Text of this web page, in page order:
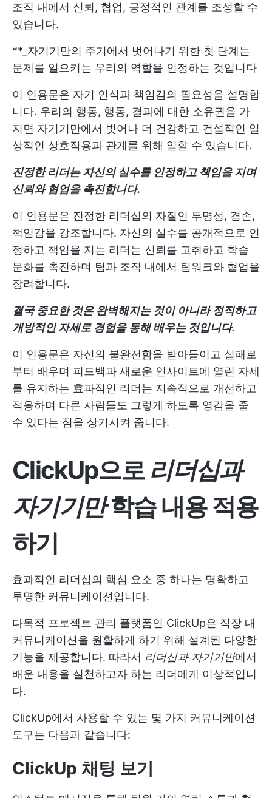
조직 내에서 신뢰, 협업, 긍정적인 관계를 조성할 수
있습니다.
**_자기기만의 주기에서 벗어나기 위한 첫 단계는
문제를 일으키는 우리의 역할을 인정하는 것입니다
이 인용문은 자기 인식과 책임감의 필요성을 설명합
니다. 우리의 행동, 행동, 결과에 대한 소유권을 가
지면 자기기만에서 벗어나 더 건강하고 건설적인 일
상적인 상호작용과 관계를 위해 일할 수 있습니다.
진정한 리더는 자신의 실수를 인정하고 책임을 지며
신뢰와 협업을 촉진합니다.
이 인용문은 진정한 리더십의 자질인 투명성, 겸손,
책임감을 강조합니다. 자신의 실수를 공개적으로 인
정하고 책임을 지는 리더는 신뢰를 고취하고 학습
문화를 촉진하며 팀과 조직 내에서 팀워크와 협업을
장려합니다.
결국 중요한 것은 완벽해지는 것이 아니라 정직하고
개방적인 자세로 경험을 통해 배우는 것입니다.
이 인용문은 자신의 불완전함을 받아들이고 실패로
부터 배우며 피드백과 새로운 인사이트에 열린 자세
를 유지하는 효과적인 리더는 지속적으로 개선하고
적응하며 다른 사람들도 그렇게 하도록 영감을 줄
수 있다는 점을 상기시켜 줍니다.
ClickUp으로 리더십과
자기기만학습 내용 적용
하기
효과적인 리더십의 핵심 요소 중 하나는 명확하고
투명한 커뮤니케이션입니다.
다목적 프로젝트 관리 플랫폼인 ClickUp은 직장 내
커뮤니케이션을 원활하게 하기 위해 설계된 다양한
기능을 제공합니다. 따라서 리더십과 자기기만에서
배운 내용을 실천하고자 하는 리더에게 이상적입니
다.
ClickUp에서 사용할 수 있는 몇 가지 커뮤니케이션
도구는 다음과 같습니다:
ClickUp 채팅 보기